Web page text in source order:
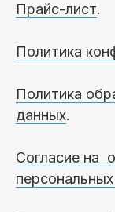
Прайс-лист.
Политика
Политика
данных.
Согласие на